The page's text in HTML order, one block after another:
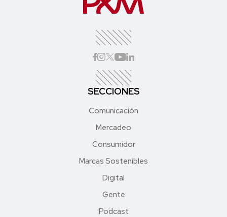
SECCIONES
Comunicación
Mercadeo
Consumidor
Marcas Sostenibles
Digital
Gente
Podcast